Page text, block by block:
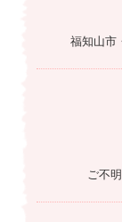
福知山市
ご不